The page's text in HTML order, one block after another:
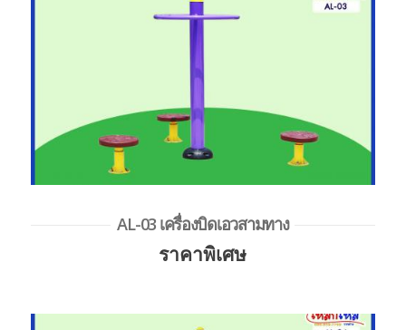
AL-03 เครื่องบิดเอวสามทาง
ราคาพิเศษ